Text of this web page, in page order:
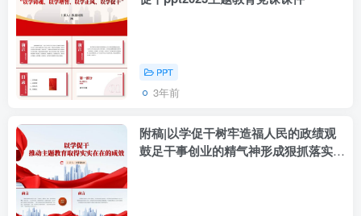
PPT
3年前
附稿|以学促干树牢造福人民的政绩观
鼓足干事创业的精气神形成狠抓落实的